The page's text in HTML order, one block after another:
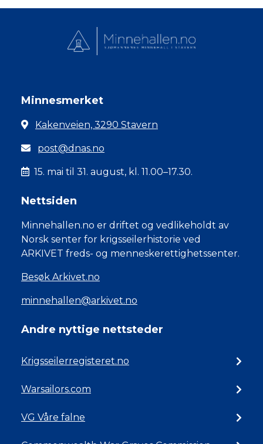
Minnesmerket
Kakenveien, 3290 Stavern
post@dnas.no
15. mai til 31. august, kl. 11.00–17.30.
Nettsiden
Minnehallen.no er driftet og vedlikeholdt av
Norsk senter for krigsseilerhistorie ved
ARKIVET freds- og menneskerettighetssenter.
Besøk Arkivet.no
minnehallen@arkivet.no
Andre nyttige nettsteder
Krigsseilerregisteret.no
Warsailors.com
VG Våre falne